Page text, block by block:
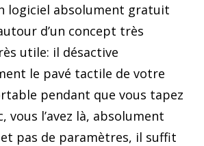
logiciel absolument gratuit
d’un concept très
utile: il désactive
le pavé tactile de votre
pendant que vous tapez
vous l’avez là, absolument
pas de paramètres, il suffit